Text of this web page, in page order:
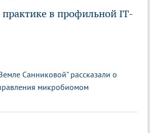
практике в профильной IT-
Санниковой" рассказали о
микробиомом